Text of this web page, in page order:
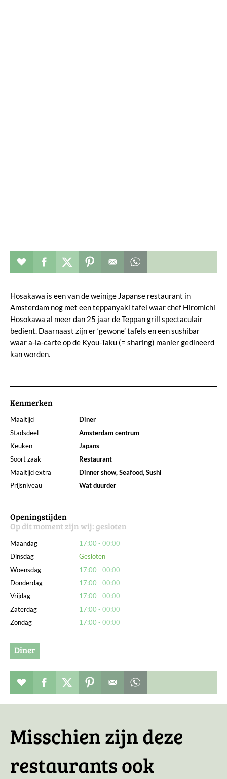
Restaurant toevoegen aan favorieten
Deel dit op facebook
Deel dit op twitter
Deel dit op pinterest
Hosakawa is een van de weinige Japanse restaurant in
Amsterdam nog met een teppanyaki tafel waar chef Hiromichi
Hosokawa al meer dan 25 jaar de Teppan grill spectaculair
bedient. Daarnaast zijn er ‘gewone’ tafels en een sushibar
waar a-la-carte op de Kyou-Taku (= sharing) manier gedineerd
kan worden.
Kenmerken
Maaltijd
Diner
Stadsdeel
Amsterdam centrum
Keuken
Japans
Soort zaak
Restaurant
Maaltijd extra
Dinner show, Seafood, Sushi
Prijsniveau
Wat duurder
Openingstijden
Op dit moment zijn wij: gesloten
Maandag 17:00
00:00
Dinsdag
Gesloten
Woensdag
17:00
00:00
Donderdag
17:00
00:00
Vrijdag
17:00
00:00
Zaterdag
17:00
00:00
Zondag
17:00 00:00
Diner
Restaurant toevoegen aan favorieten
Deel dit op facebook
Deel dit op twitter
Deel dit op pinterest
Misschien zijn deze
restaurants ook